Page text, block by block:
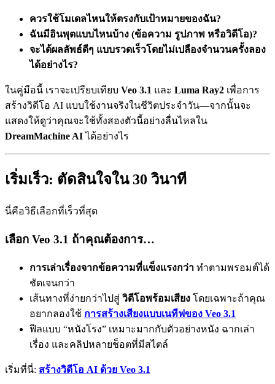
ควรใช้โมเดลไหนให้ตรงกับเป้าหมายของฉัน?
ฉันมีอินพุตแบบไหนบ้าง (ข้อความ รูปภาพ หรือวิดีโอ)?
จะได้ผลลัพธ์ดีๆ แบบรวดเร็วโดยไม่เปลืองจำนวนครั้งลอง
ได้อย่างไร?
ในคู่มือนี้ เราจะเปรียบเทียบ Veo 3.1 และ Luma Ray2 เพื่อการ
สร้างวิดีโอ AI แบบใช้งานจริงในชีวิตประจำวัน—จากนั้นจะ
แสดงให้ดูว่าคุณจะใช้ทั้งสองตัวนี้อย่างลื่นไหลใน
DreamMachine AIได้อย่างไร
เริ่มเร็ว: ตัดสินใจใน 30 วินาที
นี่คือวิธีเลือกที่เร็วที่สุด
เลือก Veo 3.1 ถ้าคุณต้องการ…
การเล่าเรื่องจากข้อความที่แข็งแรงกว่า ทำตามพรอมต์ได้
ชัดเจนกว่า
เส้นทางที่ง่ายกว่าไปสู่ วิดีโอพร้อมเสียง โดยเฉพาะถ้าคุณ
อยากลองใช้ การสร้างเสียงแบบเนทีฟของ Veo 3.1
ฟีลแบบ “หนังโรง” เหมาะมากกับตัวอย่างหนัง ฉากเล่า
เรื่อง และคลิปหลายช็อตที่มีสไตล์
เริ่มที่นี่: สร้างวิดีโอ AI ด้วย Veo 3.1